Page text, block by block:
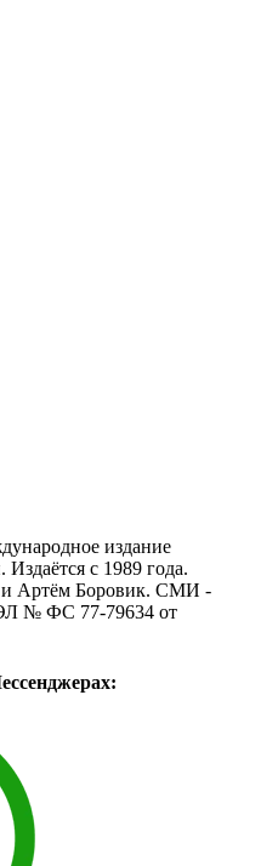
издание
с 1989 года.
Артём Боровик. CМИ -
ЭЛ № ФС 77-79634 от